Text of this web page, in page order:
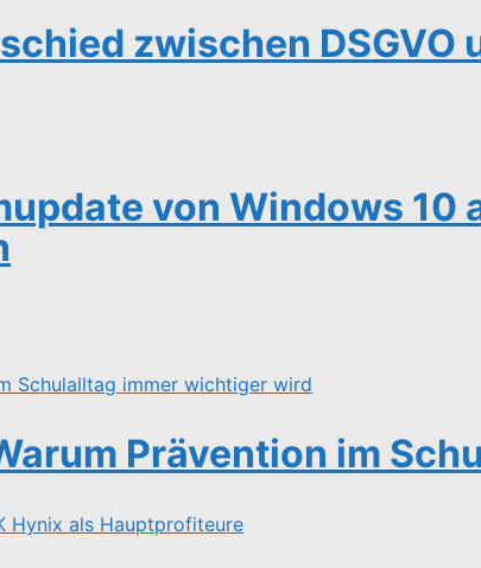
zwischen DSGVO
von Windows 10
Prävention im